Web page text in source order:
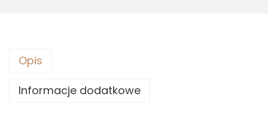
Opis
Informacje dodatkowe